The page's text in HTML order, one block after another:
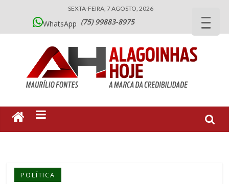
SEXTA-FEIRA, 7 AGOSTO, 2026
WhatsApp (75) 99883-8975
POLÍTICA